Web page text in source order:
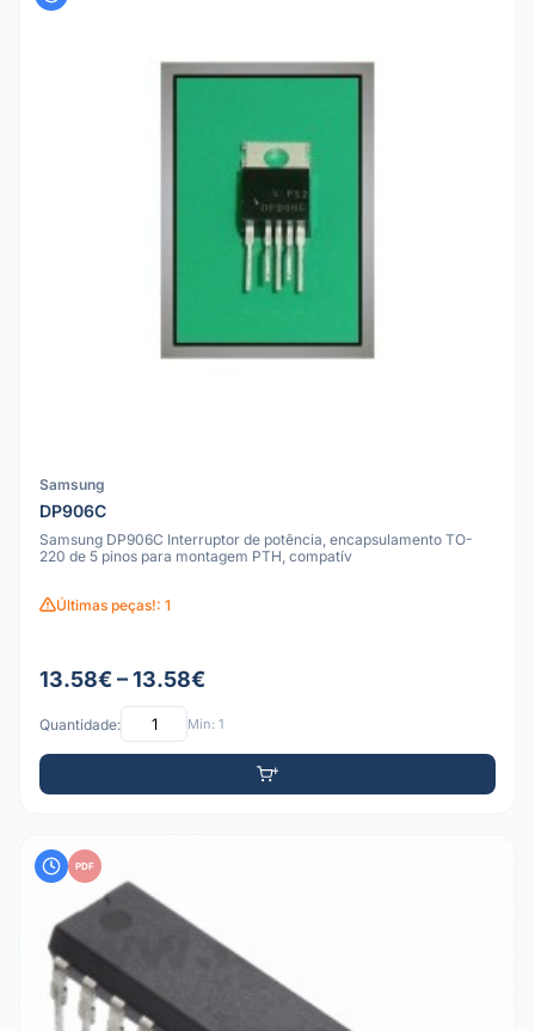
Samsung
DP906C
Samsung DP906C Interruptor de potência, encapsulamento TO-
220 de 5 pinos para montagem PTH, compatív
Últimas peças!: 1
13.58€ – 13.58€
Quantidade: Mín: 1
PDF